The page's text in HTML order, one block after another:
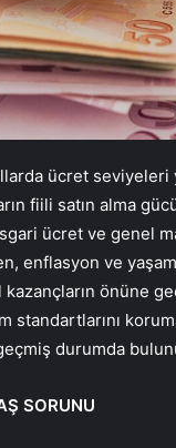
ücret
fiili satın alma
ücret ve genel
enflasyon ve
kazançların önüne
standartlarını
durumda
SORUNU